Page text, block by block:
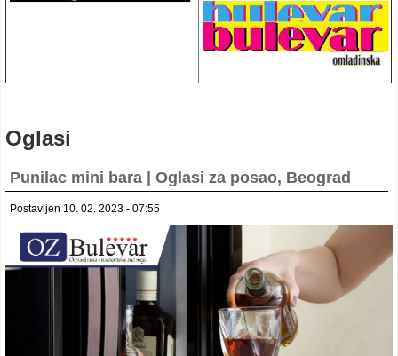
Oglasi
Punilac mini bara | Oglasi za posao, Beograd
Postavljen 10. 02. 2023 - 07:55